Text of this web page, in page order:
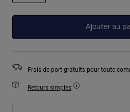
Ajouter au
Frais de port gratuits pour toute
Retours simples